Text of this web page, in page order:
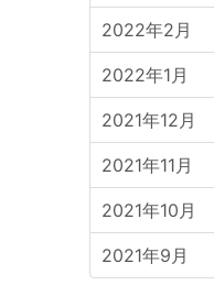
2022年2月
2022年1月
2021年12月
2021年11月
2021年10月
2021年9月